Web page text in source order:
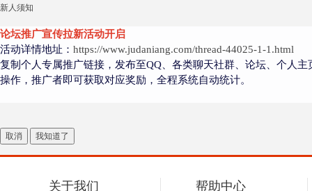
者
新人须知
论坛推广宣传拉新活动开启
活动详情地址： https://www.judaniang.com/thread-44025-1-1.html
复制个人专属推广链接，发布至QQ、各类聊天社群、论坛、个人
操作，推广者即可获取对应奖励，全程系统自动统计。
取消 我知道了
关于我们 帮助中心